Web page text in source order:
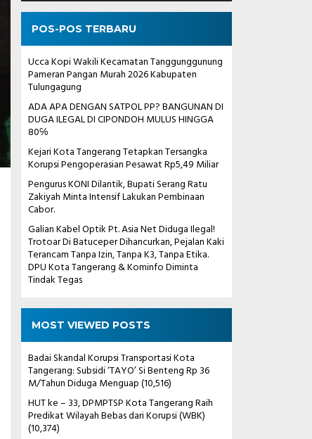
POS-POS TERBARU
Ucca Kopi Wakili Kecamatan Tanggunggunung
Pameran Pangan Murah 2026 Kabupaten
Tulungagung
ADA APA DENGAN SATPOL PP? BANGUNAN DI
DUGA ILEGAL DI CIPONDOH MULUS HINGGA
80℅
Kejari Kota Tangerang Tetapkan Tersangka
Korupsi Pengoperasian Pesawat Rp5,49 Miliar
Pengurus KONI Dilantik, Bupati Serang Ratu
Zakiyah Minta Intensif Lakukan Pembinaan
Cabor.
Galian Kabel Optik Pt. Asia Net Diduga Ilegal!
Trotoar Di Batuceper Dihancurkan, Pejalan Kaki
Terancam Tanpa Izin, Tanpa K3, Tanpa Etika.
DPU Kota Tangerang & Kominfo Diminta
Tindak Tegas
MOST VIEWED POSTS
Badai Skandal Korupsi Transportasi Kota
Tangerang: Subsidi ‘TAYO’ Si Benteng Rp 36
M/Tahun Diduga Menguap(10,516)
HUT ke – 33, DPMPTSP Kota Tangerang Raih
Predikat Wilayah Bebas dari Korupsi (WBK)
(10,374)